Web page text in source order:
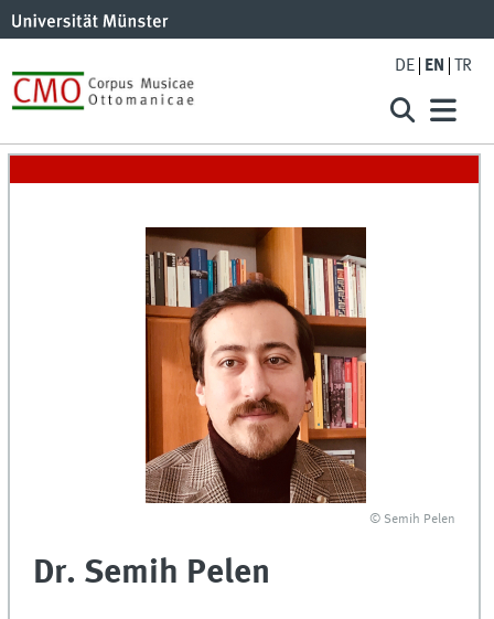
DE EN TR
© Semih Pelen
Dr. Semih Pelen